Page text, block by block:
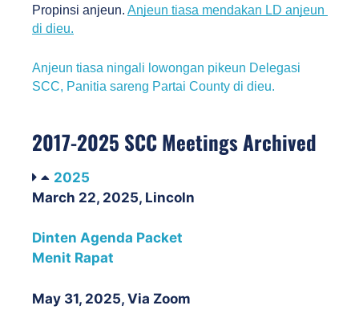
Propinsi anjeun. Anjeun tiasa mendakan LD anjeun
di dieu.
Anjeun tiasa ningali lowongan pikeun Delegasi
SCC, Panitia sareng Partai County di dieu.
2017-2025 SCC Meetings Archived
2025
March 22, 2025, Lincoln
Dinten Agenda Packet
Menit Rapat
May 31, 2025, Via Zoom